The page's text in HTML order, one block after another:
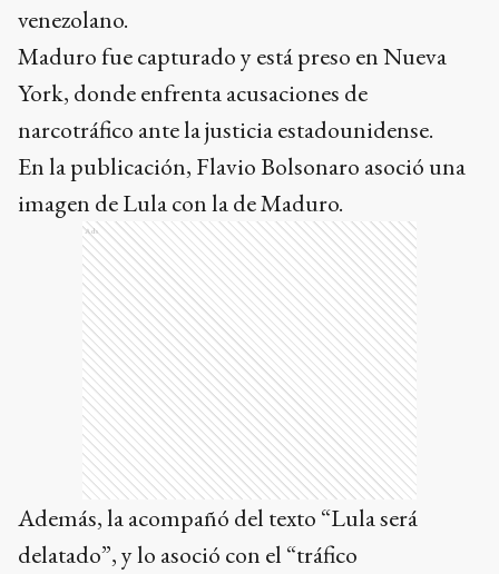
venezolano.
Maduro fue capturado y está preso en Nueva
York, donde enfrenta acusaciones de
narcotráfico ante la justicia estadounidense.
En la publicación, Flavio Bolsonaro asoció una
imagen de Lula con la de Maduro.
Ads
Además, la acompañó del texto “Lula será
delatado”, y lo asoció con el “tráfico